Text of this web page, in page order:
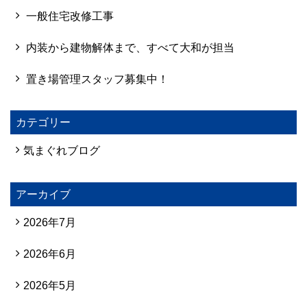
一般住宅改修工事
内装から建物解体まで、すべて大和が担当
置き場管理スタッフ募集中！
カテゴリー
気まぐれブログ
アーカイブ
2026年7月
2026年6月
2026年5月